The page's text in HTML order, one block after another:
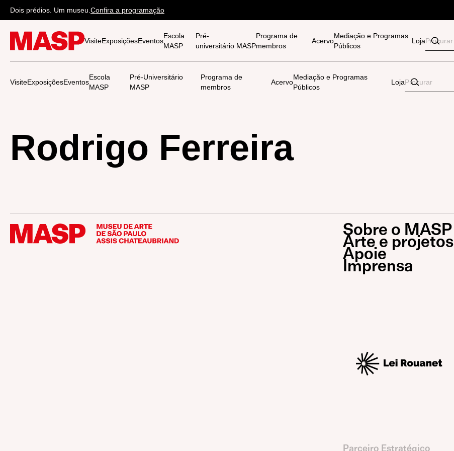
Dois prédios. Um museu. Confira a programação
VisiteExposiçõesEventos
Escola
MASP
Pré-
universitário MASP
Programa de
membros
Acervo
Mediação e Programas
Públicos
Loja
VisiteExposiçõesEventos
Escola
MASP
Pré-Universitário
MASP
Programa de
membros
Acervo
Mediação e Programas
Públicos
Loja
Rodrigo Ferreira
Sobre o MASP
Arte e projetos
Apoie
Imprensa
Parceiro Estratégico